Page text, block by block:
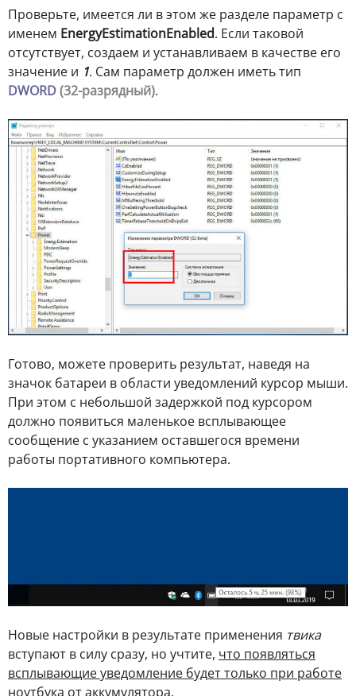
Проверьте, имеется ли в этом же разделе параметр с
именем EnergyEstimationEnabled. Если таковой
отсутствует, создаем и устанавливаем в качестве его
значение и 1. Сам параметр должен иметь тип
DWORD(32-разрядный).
Готово, можете проверить результат, наведя на
значок батареи в области уведомлений курсор мыши.
При этом с небольшой задержкой под курсором
должно появиться маленькое всплывающее
сообщение с указанием оставшегося времени
работы портативного компьютера.
Новые настройки в результате применения твика
вступают в силу сразу, но учтите, что появляться
всплывающие уведомление будет только при работе
ноутбука от аккумулятора.